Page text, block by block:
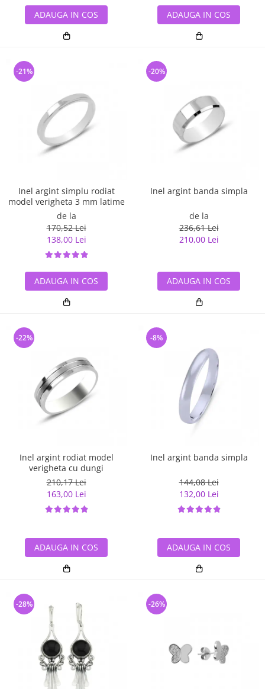
ADAUGA IN COS ADAUGA IN COS
Inel argint simplu rodiat
model verigheta 3 mm latime
de la
170,52 Lei
138,00 Lei
-21%
ADAUGA IN COS
Inel argint banda simpla
de la
236,61 Lei
210,00 Lei
-20%
ADAUGA IN COS
Inel argint rodiat model
verigheta cu dungi
210,17 Lei
163,00 Lei
-22%
ADAUGA IN COS
Inel argint banda simpla
144,08 Lei
132,00 Lei
-8%
ADAUGA IN COS
-28% -26%